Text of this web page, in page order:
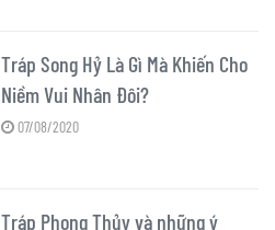
Tráp Song Hỷ Là Gì Mà Khiến Cho
Niềm Vui Nhân Đôi?
07/08/2020
Tráp Phong Thủy và những ý